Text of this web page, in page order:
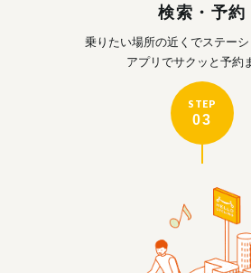
検索・予約
乗りたい場所の近くでステー
アプリでサクッと予約
STEP
03